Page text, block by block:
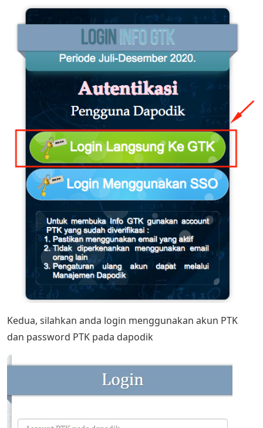
Kedua, silahkan anda login menggunakan akun PTK
dan password PTK pada dapodik